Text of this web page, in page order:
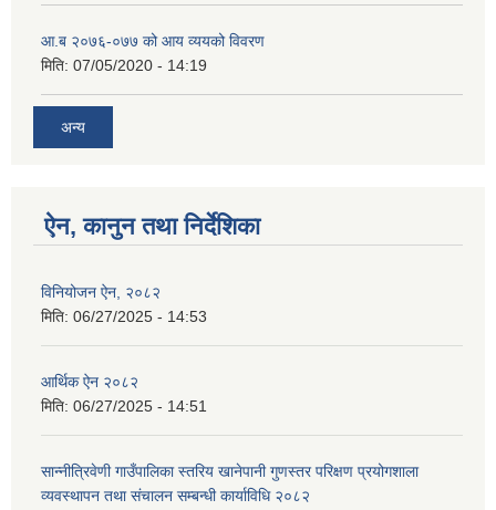
आ.ब २०७६-०७७ को आय व्ययको विवरण
मिति: 07/05/2020 - 14:19
अन्य
ऐन, कानुन तथा निर्देशिका
विनियोजन ऐन, २०८२
मिति: 06/27/2025 - 14:53
आर्थिक ऐन २०८२
मिति: 06/27/2025 - 14:51
सान्नीत्रिवेणी गाउँपालिका स्तरिय खानेपानी गुणस्तर परिक्षण प्रयोगशाला
व्यवस्थापन तथा संचालन सम्बन्धी कार्याविधि २०८२